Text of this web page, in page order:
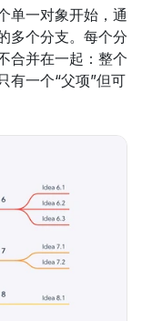
单一对象开始，通
多个分支。每个分
合并在一起：整个
有一个“父项”但可